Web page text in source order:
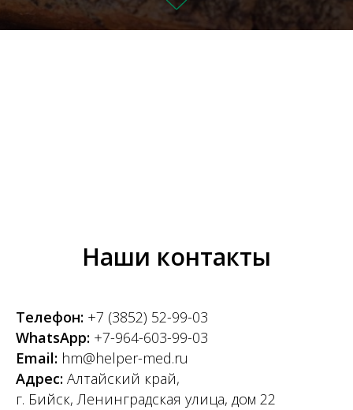
Наши контакты
Телефон: +7 (3852) 52-99-03
WhatsApp: +7-964-603-99-03
Email: hm@helper-med.ru
Адрес: Алтайский край,
г. Бийск, Ленинградская улица, дом 22